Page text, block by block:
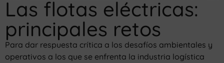
Las flotas eléctricas:
principales retos
Para dar respuesta crítica a los desafíos ambientales y
operativos a los que se enfrenta la industria logística